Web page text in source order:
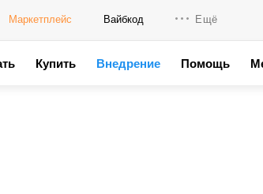
Маркетплейс Вайбкод Ещё
Интеграция
Купить Внедрение Помощь